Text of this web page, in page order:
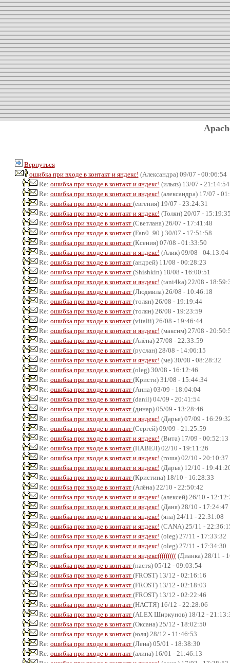
Вернуться
ошибка при входе в контакт и яндекс! (Александра) 09/07 - 00:06:54
Re: ошибка при входе в контакт и яндекс! (ильяз) 13/07 - 21:14:54
Re: ошибка при входе в контакт и яндекс! (александра) 17/07 -
Re: ошибка при входе в контакт (евгения) 19/07 - 23:24:31
Re: ошибка при входе в контакт и яндекс! (Толян) 20/07 -
Re: ошибка при входе в контакт (Светлана) 26/07 - 17:41:48
Re: ошибка при входе в контакт (Fan0_90 ) 30/07 - 17:51:58
Re: ошибка при входе в контакт (Ксения) 07/08 - 01:33:50
Re: ошибка при входе в контакт и яндекс! (Алик) 09/08 - 04:13:04
Re: ошибка при входе в контакт (андрей) 11/08 - 00:28:23
Re: ошибка при входе в контакт (Shishkin) 18/08 - 16:00:51
Re: ошибка при входе в контакт и яндекс! (tani4ka) 22/08 -
Re: ошибка при входе в контакт (Людмила) 26/08 - 10:46:18
Re: ошибка при входе в контакт (толян) 26/08 - 19:19:44
Re: ошибка при входе в контакт (толян) 26/08 - 19:23:59
Re: ошибка при входе в контакт (vitalii) 26/08 - 19:46:44
Re: ошибка при входе в контакт и яндекс! (максим) 27/08 -
Re: ошибка при входе в контакт (Алёна) 27/08 - 22:33:59
Re: ошибка при входе в контакт (руслан) 28/08 - 14:06:15
Re: ошибка при входе в контакт и яндекс! (ме) 30/08 - 08:28:32
Re: ошибка при входе в контакт (oleg) 30/08 - 16:12:46
Re: ошибка при входе в контакт (Кристи) 31/08 - 15:44:34
Re: ошибка при входе в контакт (Анна) 03/09 - 18:04:04
Re: ошибка при входе в контакт (danil) 04/09 - 20:41:54
Re: ошибка при входе в контакт (динар) 05/09 - 13:28:46
Re: ошибка при входе в контакт и яндекс! (Дарья) 07/09 -
Re: ошибка при входе в контакт (Сергей) 09/09 - 21:25:59
Re: ошибка при входе в контакт и яндекс! (Вита) 17/09 - 00:52:13
Re: ошибка при входе в контакт (ПАВЕЛ) 02/10 - 19:11:26
Re: ошибка при входе в контакт и яндекс! (гоша) 02/10 - 20:10:37
Re: ошибка при входе в контакт и яндекс! (Дарья) 12/10 -
Re: ошибка при входе в контакт (Кристина) 18/10 - 16:28:33
Re: ошибка при входе в контакт (Алёна) 22/10 - 22:50:42
Re: ошибка при входе в контакт и яндекс! (алексей) 26/10 -
Re: ошибка при входе в контакт и яндекс! (Даня) 28/10 - 17:24:47
Re: ошибка при входе в контакт и яндекс! (яна) 24/11 - 22:31:08
Re: ошибка при входе в контакт и яндекс! (CANA) 25/11 -
Re: ошибка при входе в контакт и яндекс! (oleg) 27/11 - 17:33:32
Re: ошибка при входе в контакт и яндекс! (oleg) 27/11 - 17:34:30
Re: ошибка при входе в контакт и яндекс((((((((((Дианка) 28/11 -
Re: ошибка при входе в контакт (настя) 05/12 - 09:03:54
Re: ошибка при входе в контакт (FROST) 13/12 - 02:16:16
Re: ошибка при входе в контакт (FROST) 13/12 - 02:18:03
Re: ошибка при входе в контакт (FROST) 13/12 - 02:22:46
Re: ошибка при входе в контакт (НАСТЯ) 16/12 - 22:28:06
Re: ошибка при входе в контакт (ALEX Ширкунов) 18/12 -
Re: ошибка при входе в контакт (Оксана) 25/12 - 18:02:50
Re: ошибка при входе в контакт (юля) 28/12 - 11:46:53
Re: ошибка при входе в контакт (Лена) 05/01 - 18:38:30
Re: ошибка при входе в контакт (алина) 16/01 - 21:46:13